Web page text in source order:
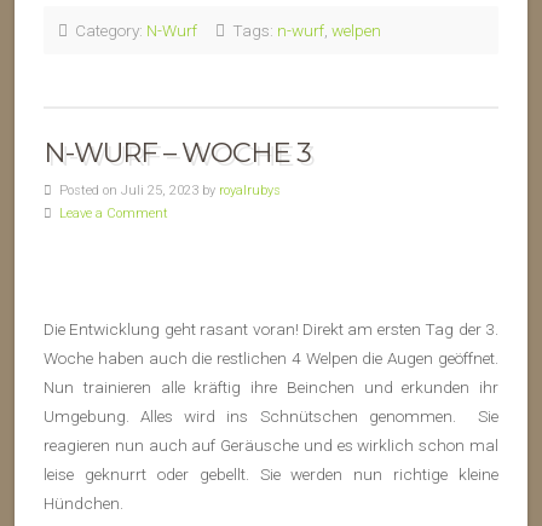
Category: N-Wurf Tags: n-wurf welpen
N-WURF – WOCHE 3
Posted on Juli 25, 2023 by royalrubys
Leave a Comment
Die Entwicklung geht rasant voran! Direkt am ersten Tag der 3.
Woche haben auch die restlichen 4 Welpen die Augen geöffnet.
Nun trainieren alle kräftig ihre Beinchen und erkunden ihr
Umgebung. Alles wird ins Schnütschen genommen. Sie
reagieren nun auch auf Geräusche und es wirklich schon mal
leise geknurrt oder gebellt. Sie werden nun richtige kleine
Hündchen.